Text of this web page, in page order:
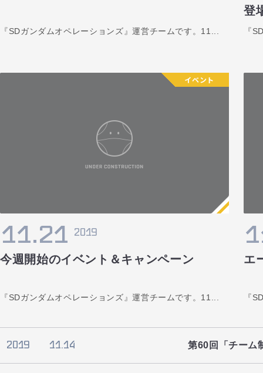
『SDガンダムオペレーションズ』運営チームです。11...
登
『
イベント
11.21 2019
今週開始のイベント＆キャンペーン
『SDガンダムオペレーションズ』運営チームです。11...
エ
『
2019 11.14 第60回「チーム